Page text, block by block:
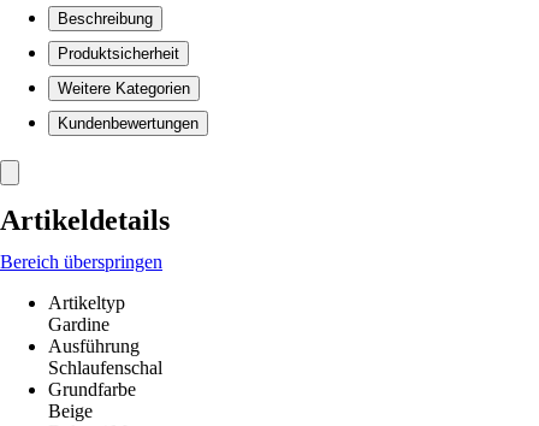
Beschreibung
Produktsicherheit
Weitere Kategorien
Kundenbewertungen
Artikeldetails
Bereich überspringen
Artikeltyp
Gardine
Ausführung
Schlaufenschal
Grundfarbe
Beige